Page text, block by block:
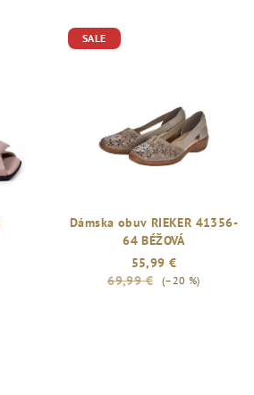
SALE
Dámska obuv RIEKER 41356-
64 BÉŽOVÁ
55,99 €
69,99 €
(–20 %)